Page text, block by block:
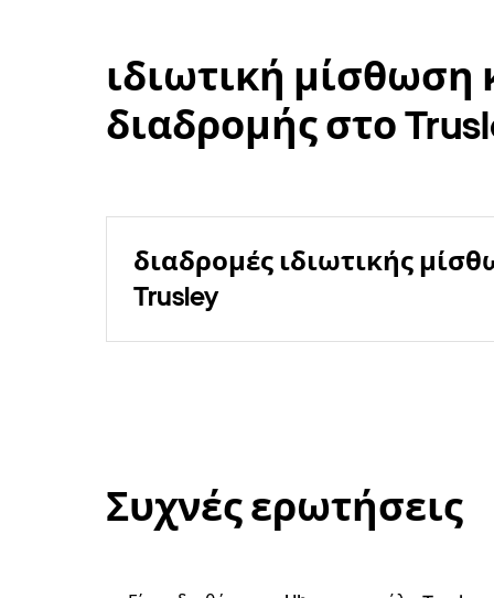
ιδιωτική μίσθωση
διαδρομής στο
διαδρομές ιδιωτικής
Trusley
Συχνές ερωτήσεις